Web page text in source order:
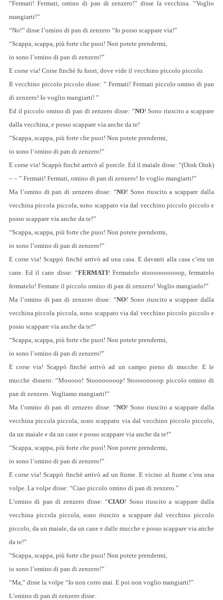
“Fermati! Fermati, omino di pan di zenzero!” disse la vecchina. “Voglio
mangiarti!”
“No!” disse l’omino di pan di zenzero “Io posso scappare via!”
“Scappa, scappa, più forte che puoi! Non potete prendermi,
io sono l’omino di pan di zenzero!”
E corse via! Corse finchè fu fuori, dove vide il vecchino piccolo piccolo.
Il vecchino piccolo piccolo disse: ” Fermati! Fermati piccolo omino di pan
di zenzero! Io voglio mangiarti! ”
Ed il piccolo omino di pan di zenzero disse: “NO! Sono riuscito a scappare
dalla vecchina, e posso scappare via anche da te!
“Scappa, scappa, più forte che puoi! Non potete prendermi,
io sono l’omino di pan di zenzero!”
E corse via! Scappò finchè arrivò al porcile. Ed il maiale disse: “(Oink Oink)
– – ” Fermati! Fermati, omino di pan di zenzero! Io voglio mangiarti!”
Ma l’omino di pan di zenzero disse: “NO! Sono riuscito a scappare dalla
vecchina piccola piccola, sono scappato via dal vecchino piccolo piccolo e
posso scappare via anche da te!”
“Scappa, scappa, più forte che puoi! Non potete prendermi,
io sono l’omino di pan di zenzero!”
E corse via! Scappò finchè arrivò ad una casa. E davanti alla casa c’era un
cane. Ed il cane disse: “FERMATI! Fermatelo stoooooooooop, fermatelo
fermatelo! Fermate il piccolo omino di pan di zenzero! Voglio mangiarlo!”
Ma l’omino di pan di zenzero disse: “NO! Sono riuscito a scappare dalla
vecchina piccola piccola, sono scappato via dal vecchino piccolo piccolo e
posso scappare via anche da te!”
“Scappa, scappa, più forte che puoi! Non potete prendermi,
io sono l’omino di pan di zenzero!”
E corse via! Scappò finchè arrivò ad un campo pieno di mucche. E le
mucche dissero: “Mooooo! Stoooooooop! Stoooooooop piccolo omino di
pan di zenzero. Vogliamo mangiarti!”
Ma l’omino di pan di zenzero disse: “NO! Sono riuscito a scappare dalla
vecchina piccola piccola, sono scappato via dal vecchino piccolo piccolo,
da un maiale e da un cane e posso scappare via anche da te!”
“Scappa, scappa, più forte che puoi! Non potete prendermi,
io sono l’omino di pan di zenzero!”
E corse via! Scappò finchè arrivò ad un fiume. E vicino al fiume c’era una
volpe. La volpe disse: “Ciao piccolo omino di pan di zenzero.”
L’omino di pan di zenzero disse: “CIAO! Sono riuscito a scappare dalla
vecchina piccola piccola, sono riuscito a scappare dal vecchino piccolo
piccolo, da un maiale, da un cane e dalle mucche e posso scappare via anche
da te!”
“Scappa, scappa, più forte che puoi! Non potete prendermi,
io sono l’omino di pan di zenzero!”
“Ma,” disse la volpe “Io non corro mai. E poi non voglio mangiarti!”
L’omino di pan di zenzero disse: